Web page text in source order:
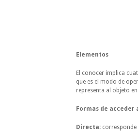
Elementos
El conocer implica
que es el modo de
representa al objeto
Formas de
Directa: corresponde